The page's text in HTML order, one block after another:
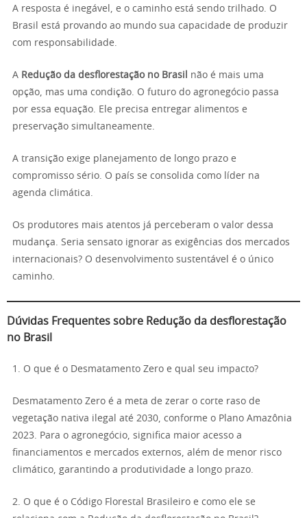
A resposta é inegável, e o caminho está sendo trilhado. O
Brasil está provando ao mundo sua capacidade de produzir
com responsabilidade.
A Redução da desflorestação no Brasil
não é mais uma
opção, mas uma condição. O futuro do agronegócio passa
por essa equação. Ele precisa entregar alimentos e
preservação simultaneamente.
A transição exige planejamento de longo prazo e
compromisso sério. O país se consolida como líder na
agenda climática.
Os produtores mais atentos já perceberam o valor dessa
mudança. Seria sensato ignorar as exigências dos mercados
internacionais? O desenvolvimento sustentável é o único
caminho.
Dúvidas Frequentes sobre Redução da desflorestação
no Brasil
1. O que é o Desmatamento Zero e qual seu impacto?
Desmatamento Zero é a meta de zerar o corte raso de
vegetação nativa ilegal até 2030, conforme o Plano Amazônia
2023. Para o agronegócio, significa maior acesso a
financiamentos e mercados externos, além de menor risco
climático, garantindo a produtividade a longo prazo.
2. O que é o Código Florestal Brasileiro e como ele se